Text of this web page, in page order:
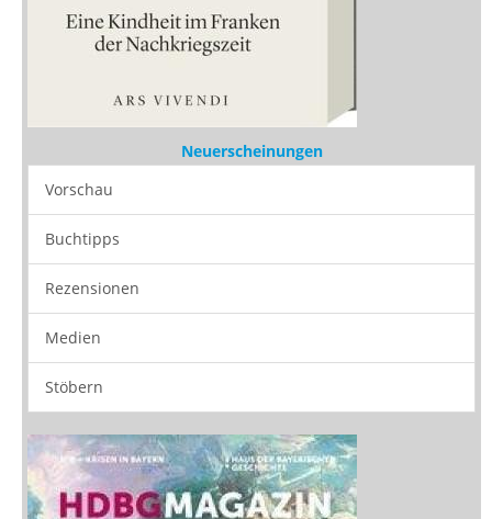
Neuerscheinungen
Vorschau
Buchtipps
Rezensionen
Medien
Stöbern